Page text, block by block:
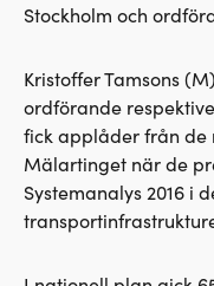
Stockholm och
Kristoffer Tamsons
ordförande
fick applåder från
Mälartinget när de
Systemanalys 2016 i